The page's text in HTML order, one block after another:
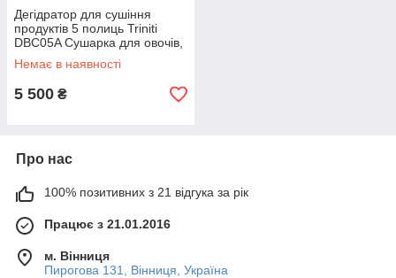
Дегідратор для сушіння
продуктів 5 полиць Triniti
DBC05A Сушарка для овочів,
фруктів, м'яса, пастили
Немає в наявності
5 500 ₴
Про нас
100% позитивних з 21 відгука за рік
Працює з 21.01.2016
м. Вінниця
Пирогова 131, Вінниця, Україна